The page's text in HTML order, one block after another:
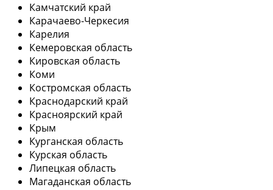
Камчатский край
Карачаево-Черкесия
Карелия
Кемеровская область
Кировская область
Коми
Костромская область
Краснодарский край
Красноярский край
Крым
Курганская область
Курская область
Липецкая область
Магаданская область